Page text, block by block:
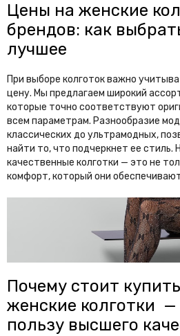
Цены на женские
брендов: как
лучшее
При выборе колготок важно
цену. Мы предлагаем широкий
которые точно соответствуют
всем параметрам. Разнообразие
классических до ультрамодных,
найти то, что подчеркнет ее стиль.
качественные колготки — это не
комфорт, который они
Почему стоит
женские колготки
пользу высшего